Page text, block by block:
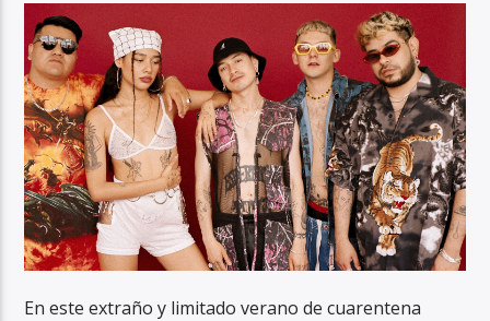
RadioAlternativo Live
En este extraño y limitado verano de cuarentena